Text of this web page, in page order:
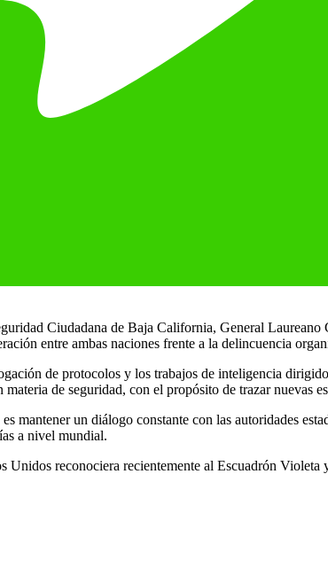
Ciudadana de Baja California, General
entre ambas naciones frente a la delincuencia
de protocolos y los trabajos de inteligencia
de seguridad, con el propósito de trazar nuevas
un diálogo constante con las autoridades
a nivel mundial.
reconociera recientemente al Escuadrón